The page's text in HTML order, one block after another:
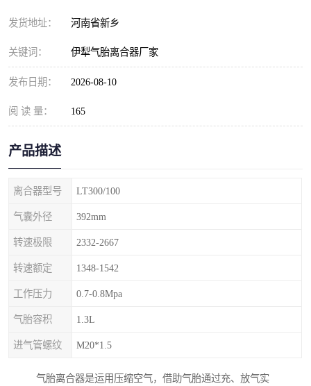
发货地址： 河南省新乡
关键词： 伊犁气胎离合器厂家
发布日期： 2026-08-10
阅 读 量： 165
产品描述
离合器型号 LT300/100
气囊外径 392mm
转速极限 2332-2667
转速额定 1348-1542
工作压力 0.7-0.8Mpa
气胎容积 1.3L
进气管螺纹 M20*1.5
气胎离合器是运用压缩空气，借助气胎通过充、放气实